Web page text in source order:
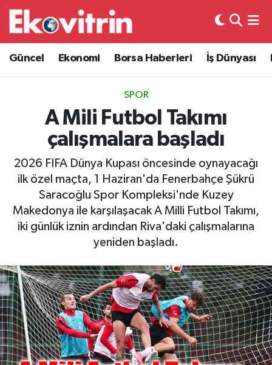
Güncel Ekonomi Borsa Haberleri İş Dünyası
SPOR
A Mili Futbol Takımı
çalışmalara başladı
2026 FIFA Dünya Kupası öncesinde oynayacağı
ilk özel maçta, 1 Haziran'da Fenerbahçe Şükrü
Saracoğlu Spor Kompleksi'nde Kuzey
Makedonya ile karşılaşacak A Milli Futbol Takımı,
iki günlük iznin ardından Riva'daki çalışmalarına
yeniden başladı.
Güncel
Ekonomi
Borsa Haberleri
İş Dünyası
Lojistik
Otovitrin
Asayiş
Gayrimenkul
Spor
Eğitim
Hava Durumu
Trafik Durumu
Süper Lig Puan Durumu ve Fikstür
Tüm Manşetler
Son Dakika Haberleri
Haber Arşivi